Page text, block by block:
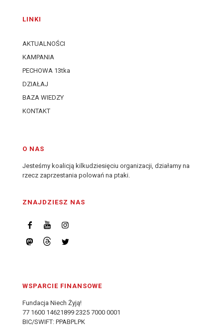
LINKI
AKTUALNOŚCI
KAMPANIA
PECHOWA 13tka
DZIAŁAJ
BAZA WIEDZY
KONTAKT
O NAS
Jesteśmy koalicją kilkudziesięciu organizacji, działamy na
rzecz zaprzestania polowań na ptaki.
ZNAJDZIESZ NAS
WSPARCIE FINANSOWE
Fundacja Niech Żyją!
77 1600 14621899 2325 7000 0001
BIC/SWIFT: PPABPLPK